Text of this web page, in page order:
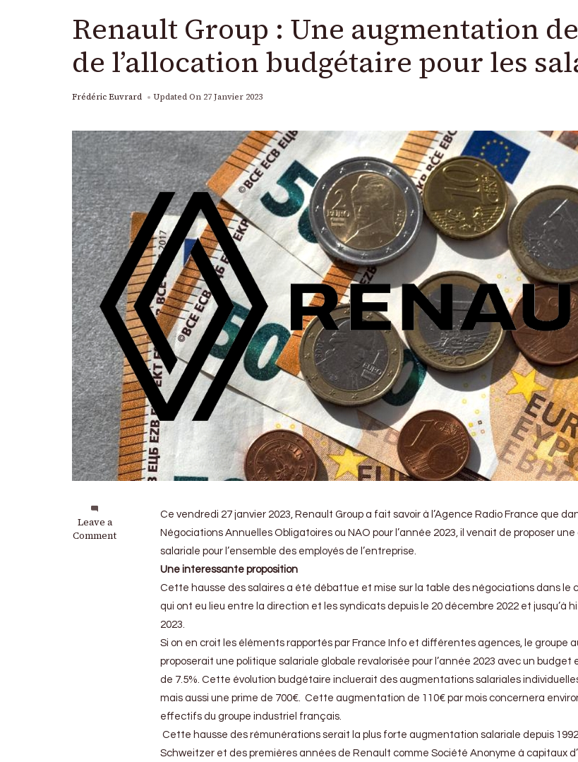
Renault Group : Une augmentation
de l’allocation budgétaire pour les
Frédéric Euvrard Updated On 27 Janvier 2023
Leave a
Comment
on
Renault
Ce vendredi 27 janvier 2023, Renault Group a fait savoir à l’Agence Radio France que
Négociations Annuelles Obligatoires ou NAO pour l’année 2023, il venait de proposer
salariale pour l’ensemble des employés de l’entreprise.
Une interessante proposition
Cette hausse des salaires a été débattue et mise sur la table des négociations dans le
qui ont eu lieu entre la direction et les syndicats depuis le 20 décembre 2022 et jusqu’à
2023.
Si on en croit les éléments rapportés par France Info et différentes agences, le groupe
proposerait une politique salariale globale revalorisée pour l’année 2023 avec un
de 7.5%. Cette évolution budgétaire incluerait des augmentations salariales
mais aussi une prime de 700€. Cette augmentation de 110€ par mois concernera
effectifs du groupe industriel français.
Cette hausse des rémunérations serait la plus forte augmentation salariale depuis
Schweitzer et des premières années de Renault comme Société Anonyme à capitaux